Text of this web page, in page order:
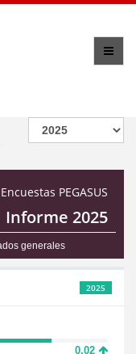
Encuestas PEGASUS
Informe 2025
generales
2025
0.02